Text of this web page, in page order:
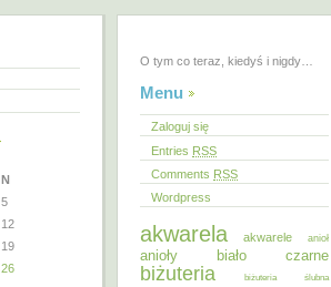
N
5
12
19
26
O tym co teraz, kiedyś i nigdy…
Menu
Zaloguj się
Entries RSS
Comments RSS
Wordpress
akwarela akwarele anioł
anioły biało czarne
biżuteria
biżuteria ślubna